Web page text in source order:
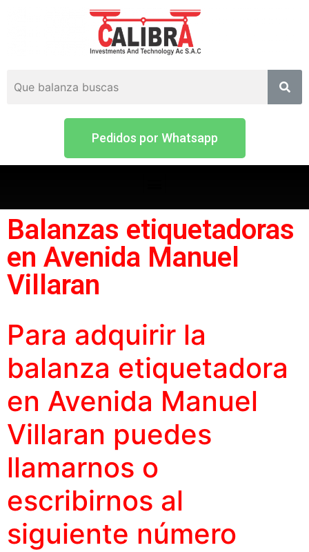
Pedidos por Whatsapp
Balanzas etiquetadoras
en Avenida Manuel
Villaran
Para adquirir la
balanza etiquetadora
en Avenida Manuel
Villaran puedes
llamarnos o
escribirnos al
siguiente número